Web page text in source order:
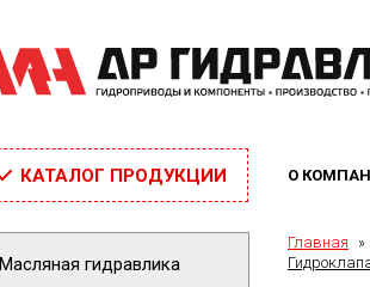
КАТАЛОГ ПРОДУКЦИИ О
Масляная гидравлика
Главная »